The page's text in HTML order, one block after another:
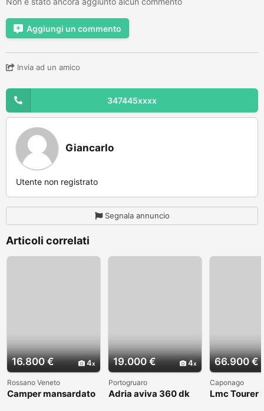
Aggiungi un commento
Invia ad un amico
347445xxxx
Giancarlo
Utente non registrato
Segnala annuncio
Articoli correlati
16.800 € 4
Rossano Veneto
Camper mansardato
19.000 € 4
Portogruaro
Adria aviva 360 dk
66.900 €
Caponago
Lmc Tourer